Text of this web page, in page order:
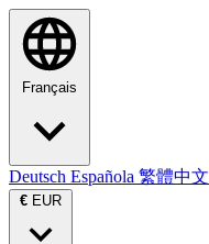
Français
Deutsch Española 繁體中文
€ EUR